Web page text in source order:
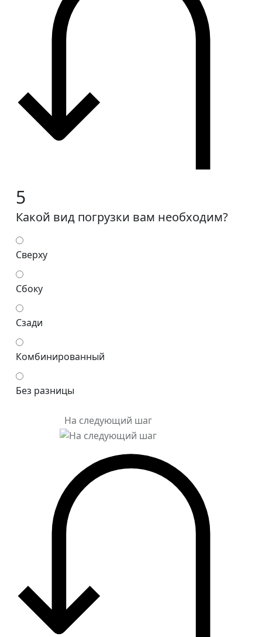
5
Какой вид погрузки вам необходим?
Сверху
Сбоку
Сзади
Комбинированный
Без разницы
На следующий шаг